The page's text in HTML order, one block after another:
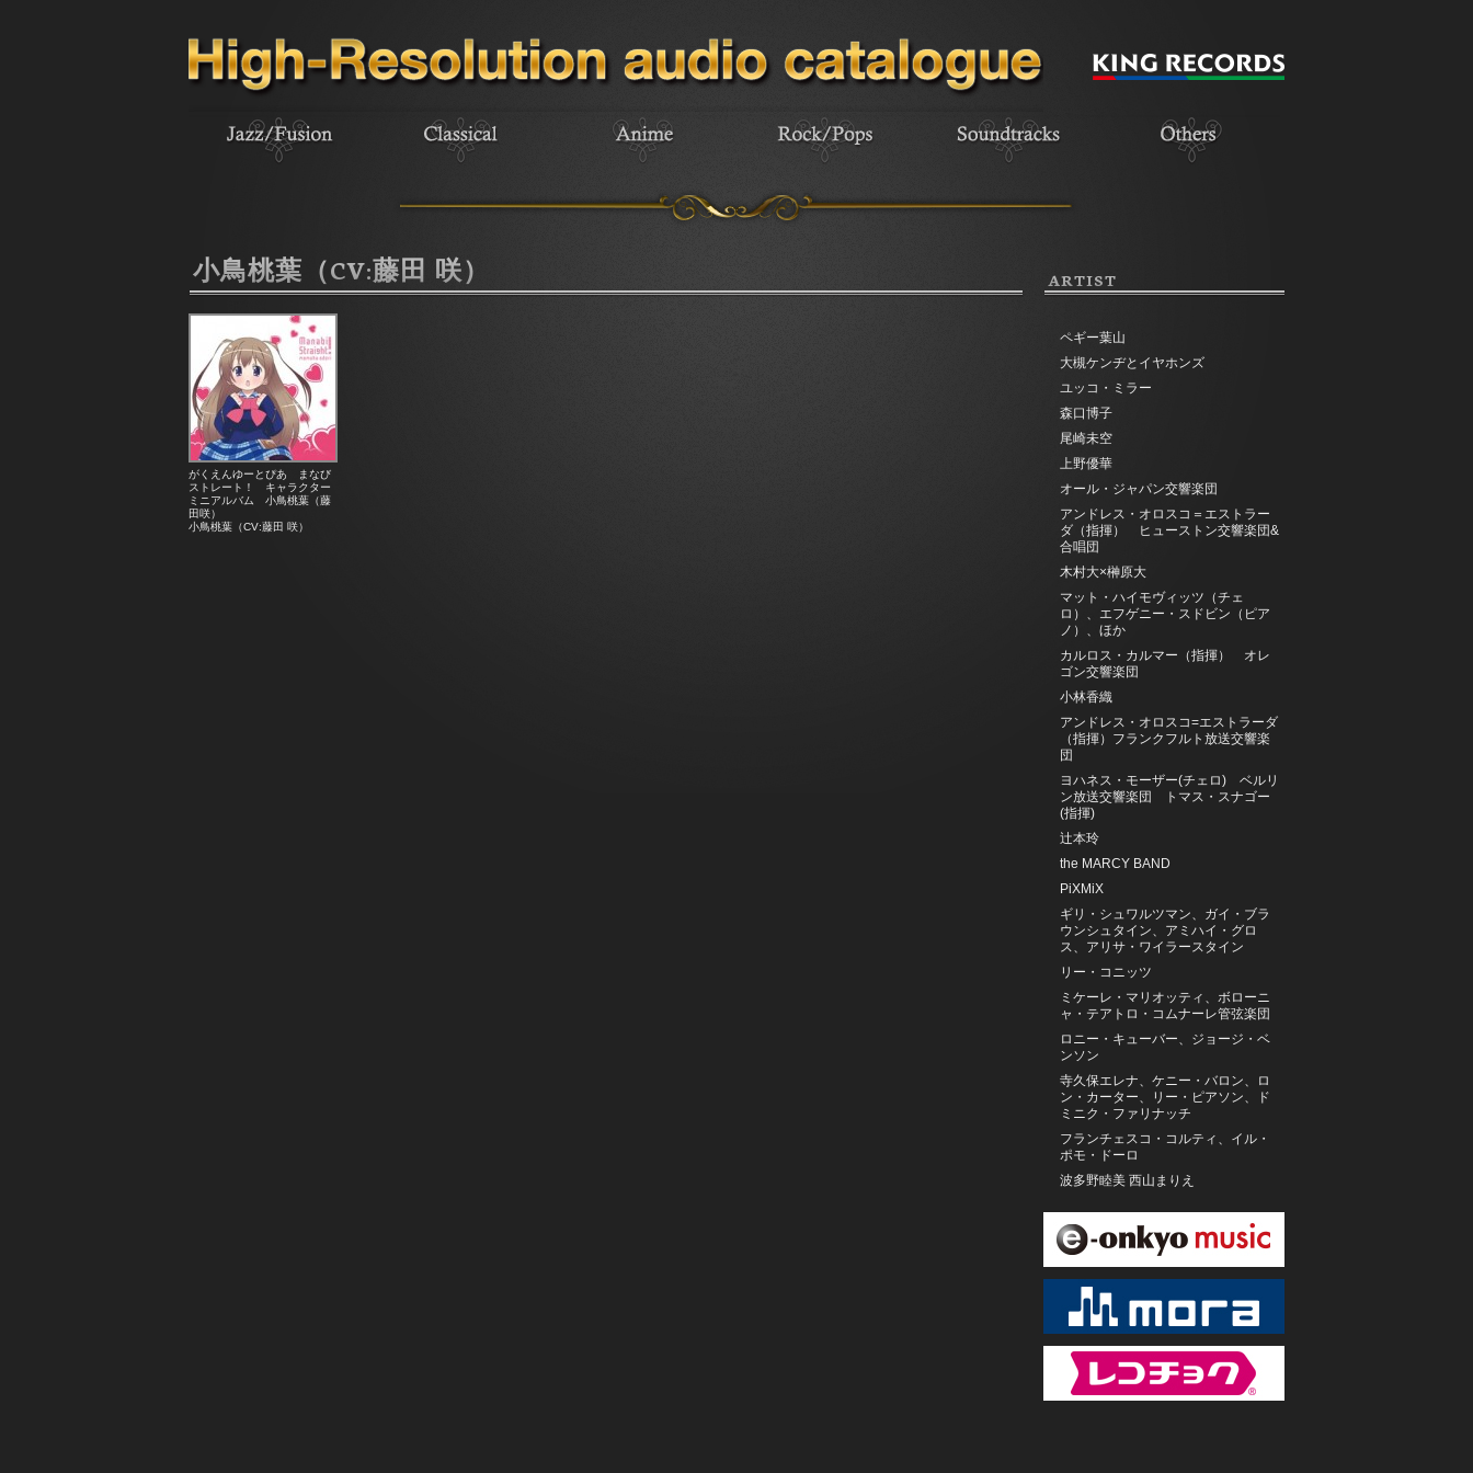
小鳥桃葉（CV:藤田 咲）
がくえんゆーとぴあ まなび
ストレート！ キャラクター
ミニアルバム 小鳥桃葉（藤
田咲）
小鳥桃葉（CV:藤田 咲）
ARTIST
ペギー葉山
大槻ケンヂとイヤホンズ
ユッコ・ミラー
森口博子
尾崎未空
上野優華
オール・ジャパン交響楽団
アンドレス・オロスコ＝エストラー
ダ（指揮） ヒューストン交響楽団&
合唱団
木村大×榊原大
マット・ハイモヴィッツ（チェ
ロ）、エフゲニー・スドビン（ピア
ノ）、ほか
カルロス・カルマー（指揮） オレ
ゴン交響楽団
小林香織
アンドレス・オロスコ=エストラーダ
（指揮）フランクフルト放送交響楽
団
ヨハネス・モーザー(チェロ) ベルリ
ン放送交響楽団 トマス・スナゴー
(指揮)
辻本玲
the MARCY BAND
PiXMiX
ギリ・シュワルツマン、ガイ・ブラ
ウンシュタイン、アミハイ・グロ
ス、アリサ・ワイラースタイン
リー・コニッツ
ミケーレ・マリオッティ、ボローニ
ャ・テアトロ・コムナーレ管弦楽団
ロニー・キューバー、ジョージ・ベ
ンソン
寺久保エレナ、ケニー・バロン、ロ
ン・カーター、リー・ピアソン、ド
ミニク・ファリナッチ
フランチェスコ・コルティ、イル・
ポモ・ドーロ
波多野睦美 西山まりえ
キム・シン
ボンセン民族歌舞団
ワットポーの僧侶
Ozum
響野こひめ
西岡恭蔵
奥田宗宏とブルースカイ・ダンス・
オーケストラ